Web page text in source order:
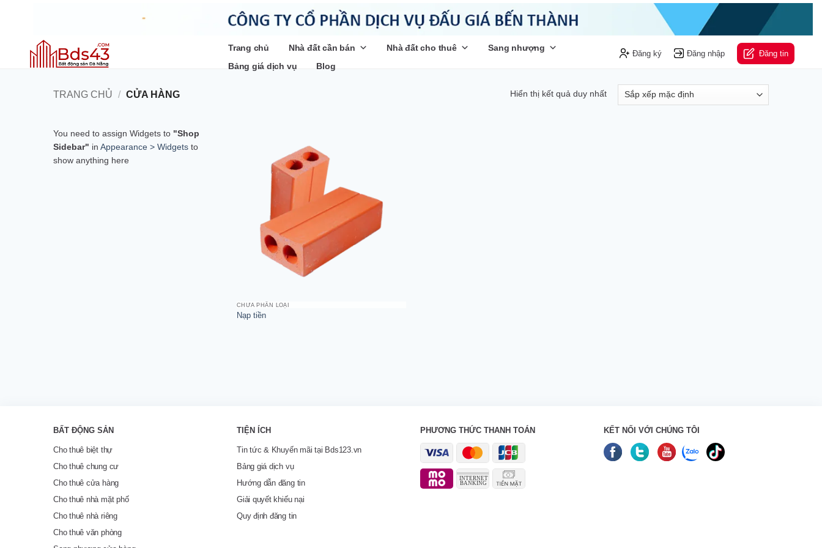
Trang chủ Nhà đất cần bán Nhà đất cho thuê
Sang nhượng
Bảng giá dịch vụ
Blog
Đăng ký Đăng nhập Đăng tin
TRANG CHỦ / CỬA HÀNG Hiển thị kết quả duy nhất
You need to assign Widgets to "Shop
Sidebar" in Appearance > Widgets to
show anything here
CHƯA PHÂN LOẠI
Nạp tiền
BẤT ĐỘNG SẢN
Cho thuê biệt thự
Cho thuê chung cư
Cho thuê cửa hàng
Cho thuê nhà mặt phố
Cho thuê nhà riêng
Cho thuê văn phòng
TIỆN ÍCH
Tin tức & Khuyến mãi tại Bds123.vn
Bảng giá dịch vụ
Hướng dẫn đăng tin
Giải quyết khiếu nại
Quy định đăng tin
PHƯƠNG THỨC THANH TOÁN KẾT NỐI VỚI CHÚNG TÔI